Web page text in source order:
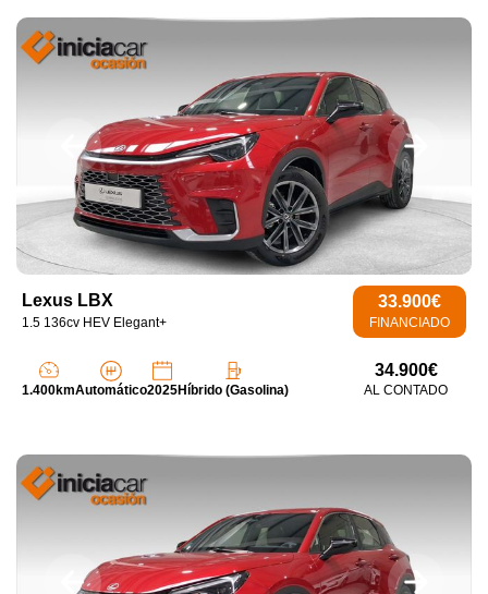
Lexus LBX
1.5 136cv HEV Elegant+
33.900€
FINANCIADO
1.400kmAutomático2025Híbrido (Gasolina)
34.900€
AL CONTADO